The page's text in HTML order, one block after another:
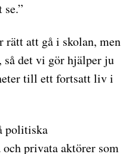
rätt att gå i skolan, men
så det vi gör hjälper ju
till ett fortsatt liv i
politiska
privata aktörer som